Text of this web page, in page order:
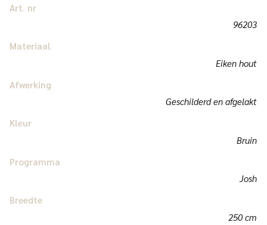
Art. nr
96203
Materiaal
Eiken hout
Afwerking
Geschilderd en afgelakt
Kleur
Bruin
Programma
Josh
Breedte
250 cm